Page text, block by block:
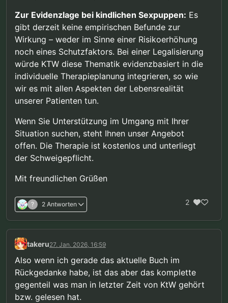
Zur Evidenzlage bei kindlichen Sexpuppen: Es
gibt derzeit keine empirischen Befunde zur
Wirkung – weder im Sinne einer Risikoerhöhung
noch eines Schutzfaktors. Bei einer Legalisierung
würde KTW diese Thematik evidenzbasiert in die
individuelle Therapieplanung integrieren, so wie
wir es mit allen Aspekten der Lebensrealität
unserer Patienten tun.
Wenn Sie Unterstützung im Umgang mit Ihrer
Situation suchen, steht Ihnen unser Angebot
offen. Die Therapie ist kostenlos und unterliegt
der Schweigepflicht.
Mit freundlichen Grüßen
? 2 Antworten 2
takeru27. Jan. 2026, 16:59
Also wenn ich gerade das aktuelle Buch im
Rückgedanke habe, ist das aber das komplette
gegenteil was man in letzter Zeit von KtW gehört
bzw. gelesen hat.